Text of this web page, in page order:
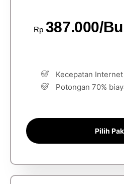
Rp 387.000/
Kecepatan
Potongan 70%
Pilih